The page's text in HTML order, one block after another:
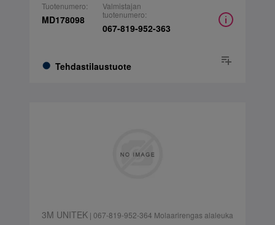
Tuotenumero:
MD178098
Tehdastilaustuote
Valmistajan
tuotenumero:
067-819-952-363
3M UNITEK| 067-819-952-364 Molaarirengas alaleuka